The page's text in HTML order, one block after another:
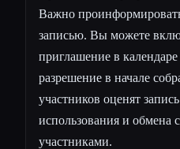
Важно
записью. Вы можете
приглашение в
разрешение в начале
участников оценят
использования и обмена
участниками.